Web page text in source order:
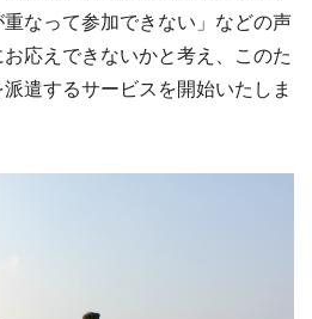
重なって参加できない」などの声
応えできないかと考え、このた
遣するサービスを開始いたしま